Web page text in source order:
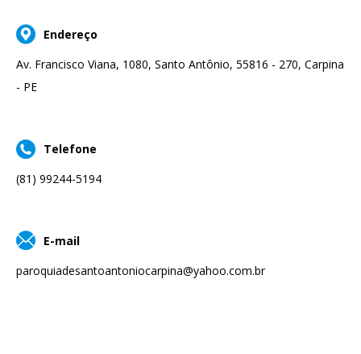
Endereço
Av. Francisco Viana, 1080, Santo Antônio, 55816 - 270, Carpina
- PE
Telefone
(81) 99244-5194
E-mail
paroquiadesantoantoniocarpina@yahoo.com.br